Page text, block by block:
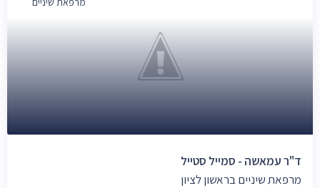
ד"ר עמאשה - סמייל סטייל
מרפאת שיניים בראשון לציון